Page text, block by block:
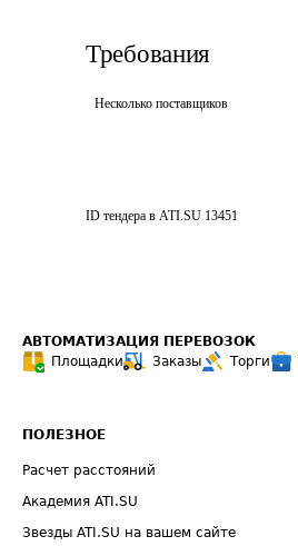
Требования
Несколько поставщиков
ID тендера в ATI.SU 13451
АВТОМАТИЗАЦИЯ ПЕРЕВОЗОК
Площадки
Заказы Торги
ПОЛЕЗНОЕ
Расчет расстояний
Академия ATI.SU
Звезды ATI.SU на вашем сайте